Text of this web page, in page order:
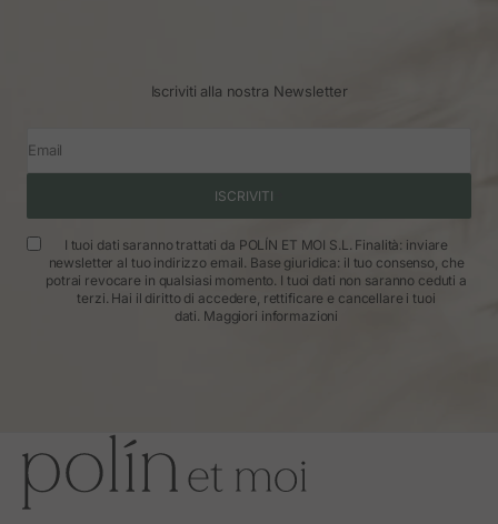
Iscriviti alla nostra Newsletter
Email
ISCRIVITI
I tuoi dati saranno trattati da POLÍN ET MOI S.L. Finalità: inviare
newsletter al tuo indirizzo email. Base giuridica: il tuo consenso, che
potrai revocare in qualsiasi momento. I tuoi dati non saranno ceduti a
terzi. Hai il diritto di accedere, rettificare e cancellare i tuoi
dati. Maggiori informazioni